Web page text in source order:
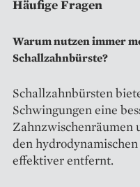
Häufige Fragen
Warum nutzen immer
Schallzahnbürste?
Schallzahnbürsten
Schwingungen eine
Zahnzwischenräumen
den
effektiver entfernt.